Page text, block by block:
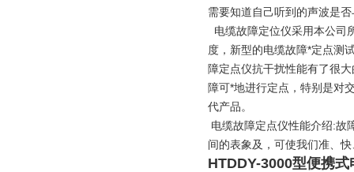
需要知道自己听到的声波是
电缆故障定位仪采用本公司
度，新型的电缆故障*定点测
障定点仪抗干扰性能有了很
障可*地进行定点，特别是对
代产品。
电缆故障定点仪性能介绍:故
间的表象及，可使我们准
HTDDY-3000型便携